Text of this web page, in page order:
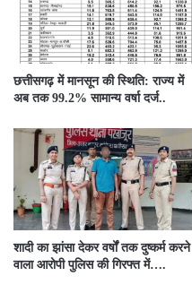
छत्तीसगढ़ में मानसून की स्थिति: राज्य में
अब तक 99.2% सामान्य वर्षा दर्ज..
शादी का झांसा देकर वर्षों तक दुष्कर्म करने
वाला आरोपी पुलिस की गिरफ्त में….